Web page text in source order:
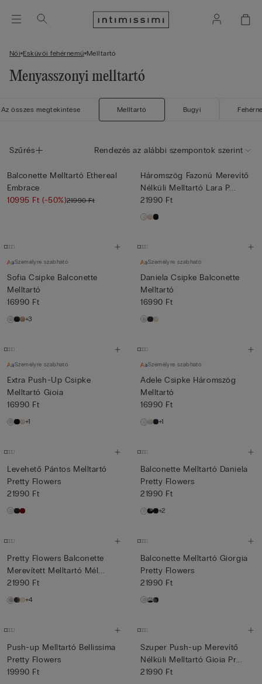
Női Esküvői fehérnemű Melltartó
Menyasszonyi melltartó
Az összes megtekintése Melltartó Bugyi
Szűrés Rendezés az alábbi szempontok szerint
Balconette Melltartó Ethereal
Embrace
10995 Ft(-50%)21990 Ft
Háromszög Fazonú Merevítő
Nélküli Melltartó Lara P...
21990 Ft
Személyre szabható
Sofia Csipke Balconette
Melltartó
16990 Ft
+3
Személyre szabható
Daniela Csipke Balconette
Melltartó
16990 Ft
Személyre szabható
Extra Push-Up Csipke
Melltartó Gioia
16990 Ft
+1
Személyre szabható
Adele Csipke Háromszög
Melltartó
16990 Ft
+1
Levehető Pántos Melltartó
Pretty Flowers
21990 Ft
Balconette Melltartó Daniela
Pretty Flowers
21990 Ft
+2
Pretty Flowers Balconette
Merevített Melltartó Mél...
21990 Ft
+4
Balconette Melltartó Giorgia
Pretty Flowers
21990 Ft
Push-up Melltartó Bellissima
Pretty Flowers
19990 Ft
Szuper Push-up Merevítő
Nélküli Melltartó Gioia Pr...
21990 Ft